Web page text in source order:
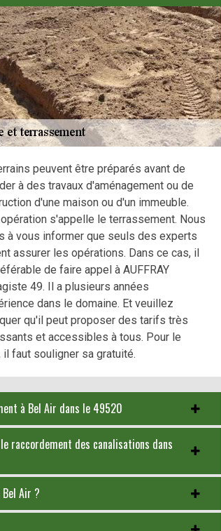
peuvent être préparés avant de
à des travaux d'aménagement ou de
d'une maison ou d'un immeuble.
s'appelle le terrassement. Nous
à vous informer que seuls des experts
assurer les opérations. Dans ce cas, il
de faire appel à AUFFRAY
49. Il a plusieurs années
dans le domaine. Et veuillez
qu'il peut proposer des tarifs très
et accessibles à tous. Pour le
il faut souligner sa gratuité.
à Bel Air dans le 49520
raccordement des canalisations dans
Air ?